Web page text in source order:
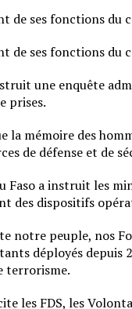
de ses fonctions du
de ses fonctions du
une enquête
prises.
la mémoire des
de défense et de
Faso a instruit les
des dispositifs
notre peuple, nos
déployés
terrorisme.
les FDS, les